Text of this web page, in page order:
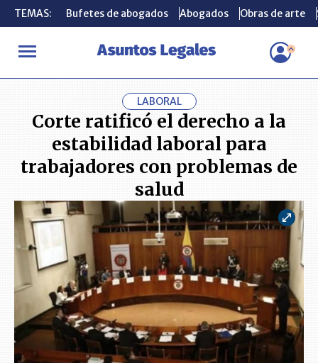
TEMAS: Bufetes de abogados Abogados Obras de arte
INICIO ACTUALIDAD Corte ratificó el derecho a la estabilidad
TEMAS: Bufetes de abogados Abogados Obras de arte
LABORAL
Corte ratificó el derecho a la
estabilidad laboral para
trabajadores con problemas de
salud